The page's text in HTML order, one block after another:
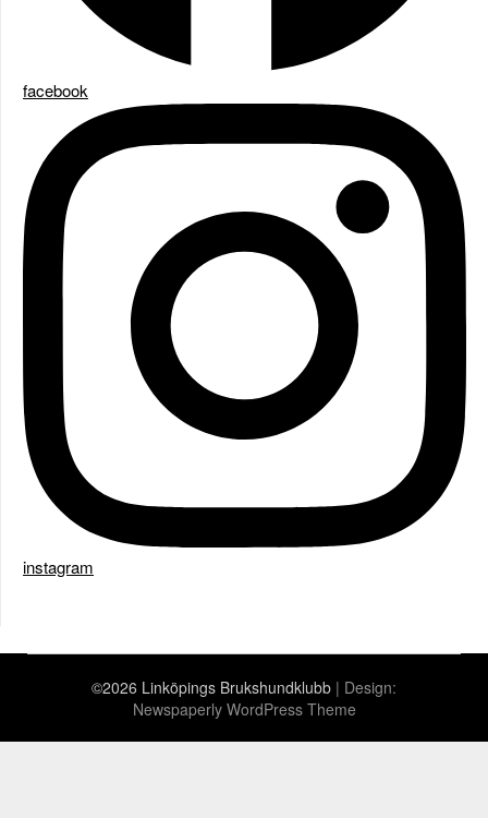
facebook
instagram
©2026 Linköpings Brukshundklubb | Design:
Newspaperly WordPress Theme